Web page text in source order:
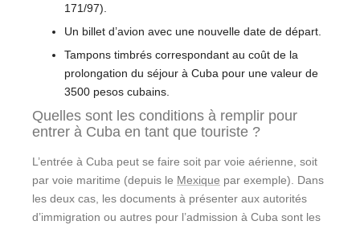
171/97).
Un billet d’avion avec une nouvelle date de départ.
Tampons timbrés correspondant au coût de la
prolongation du séjour à Cuba pour une valeur de
3500 pesos cubains.
Quelles sont les conditions à remplir pour
entrer à Cuba en tant que touriste ?
L’entrée à Cuba peut se faire soit par voie aérienne, soit
par voie maritime (depuis le Mexique par exemple). Dans
les deux cas, les documents à présenter aux autorités
d’immigration ou autres pour l’admission à Cuba sont les